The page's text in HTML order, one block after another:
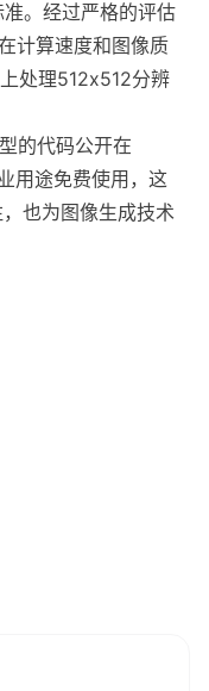
。经过严格的评估
计算速度和图像质
处理512x512分辨
的代码公开在
用途免费使用，这
也为图像生成技术